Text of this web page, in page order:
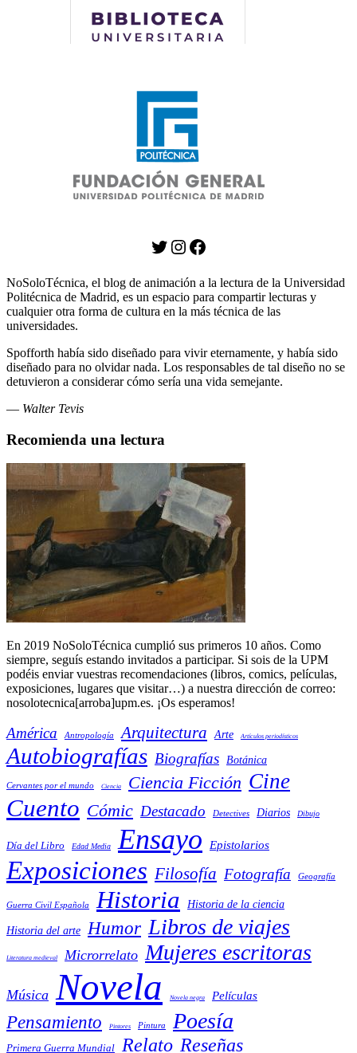
Twitter
Instagram
Facebook
NoSoloTécnica, el blog de animación a la lectura de la Universidad
Politécnica de Madrid, es un espacio para compartir lecturas y
cualquier otra forma de cultura en la más técnica de las
universidades.
Spofforth había sido diseñado para vivir eternamente, y habí­a sido
diseñado para no olvidar nada. Los responsables de tal diseño no se
detuvieron a considerar cómo serí­a una vida semejante.
— Walter Tevis
Recomienda una lectura
En 2019 NoSoloTécnica cumplió sus primeros 10 años. Como
siempre, seguís estando invitados a participar. Si sois de la UPM
podéis enviar vuestras recomendaciones (libros, comics, películas,
exposiciones, lugares que visitar…) a nuestra dirección de correo:
nosolotecnica[arroba]upm.es. ¡Os esperamos!
América Antropología Arquitectura Arte Artículos periodísticos
Autobiografías Biografías Botánica
Cervantes por el mundo Ciencia Ciencia Ficción Cine
Cuento Cómic Destacado Detectives Diarios Dibujo
Día del Libro Edad Media Ensayo Epistolarios
Exposiciones Filosofía Fotografía Geografía
Guerra Civil Española Historia Historia de la ciencia
Historia del arte Humor Libros de viajes
Literatura medieval Microrrelato Mujeres escritoras
Música Novela Novela negra Películas
Pensamiento Pintores Pintura Poesía
Primera Guerra Mundial Relato Reseñas